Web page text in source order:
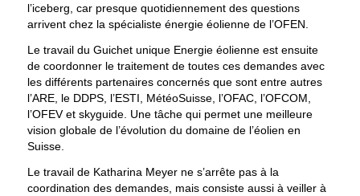
l’iceberg, car presque quotidiennement des questions
arrivent chez la spécialiste énergie éolienne de l’OFEN.
Le travail du Guichet unique Energie éolienne est ensuite
de coordonner le traitement de toutes ces demandes avec
les différents partenaires concernés que sont entre autres
l’ARE, le DDPS, l’ESTI, MétéoSuisse, l’OFAC, l’OFCOM,
l’OFEV et skyguide. Une tâche qui permet une meilleure
vision globale de l’évolution du domaine de l’éolien en
Suisse.
Le travail de Katharina Meyer ne s’arrête pas à la
coordination des demandes, mais consiste aussi à veiller à